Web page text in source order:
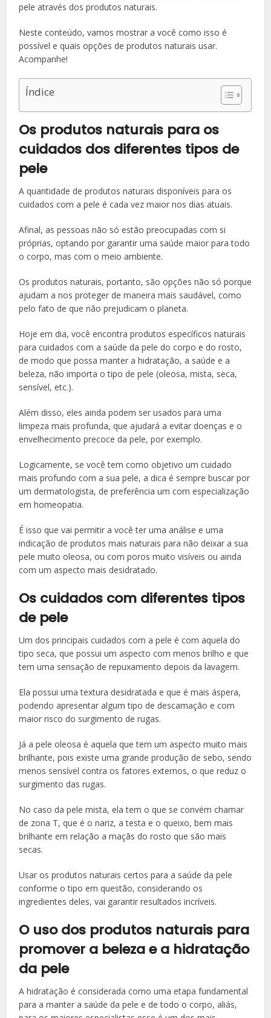
pele através dos produtos naturais.
Neste conteúdo, vamos mostrar a você como isso é
possível e quais opções de produtos naturais usar.
Acompanhe!
Índice
Os produtos naturais para os
cuidados dos diferentes tipos de
pele
A quantidade de produtos naturais disponíveis para os
cuidados com a pele é cada vez maior nos dias atuais.
Afinal, as pessoas não só estão preocupadas com si
próprias, optando por garantir uma saúde maior para todo
o corpo, mas com o meio ambiente.
Os produtos naturais, portanto, são opções não só porque
ajudam a nos proteger de maneira mais saudável, como
pelo fato de que não prejudicam o planeta.
Hoje em dia, você encontra produtos específicos naturais
para cuidados com a saúde da pele do corpo e do rosto,
de modo que possa manter a hidratação, a saúde e a
beleza, não importa o tipo de pele (oleosa, mista, seca,
sensível, etc.).
Além disso, eles ainda podem ser usados para uma
limpeza mais profunda, que ajudará a evitar doenças e o
envelhecimento precoce da pele, por exemplo.
Logicamente, se você tem como objetivo um cuidado
mais profundo com a sua pele, a dica é sempre buscar por
um dermatologista, de preferência um com especialização
em homeopatia.
É isso que vai permitir a você ter uma análise e uma
indicação de produtos mais naturais para não deixar a sua
pele muito oleosa, ou com poros muito visíveis ou ainda
com um aspecto mais desidratado.
Os cuidados com diferentes tipos
de pele
Um dos principais cuidados com a pele é com aquela do
tipo seca, que possui um aspecto com menos brilho e que
tem uma sensação de repuxamento depois da lavagem.
Ela possui uma textura desidratada e que é mais áspera,
podendo apresentar algum tipo de descamação e com
maior risco do surgimento de rugas.
Já a pele oleosa é aquela que tem um aspecto muito mais
brilhante, pois existe uma grande produção de sebo, sendo
menos sensível contra os fatores externos, o que reduz o
surgimento das rugas.
No caso da pele mista, ela tem o que se convém chamar
de zona T, que é o nariz, a testa e o queixo, bem mais
brilhante em relação a maçãs do rosto que são mais
secas.
Usar os produtos naturais certos para a saúde da pele
conforme o tipo em questão, considerando os
ingredientes deles, vai garantir resultados incríveis.
O uso dos produtos naturais para
promover a beleza e a hidratação
da pele
A hidratação é considerada como uma etapa fundamental
para a manter a saúde da pele e de todo o corpo, aliás,